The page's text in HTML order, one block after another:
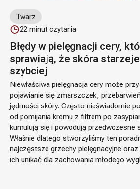
Twarz
22 minut czytania
Błędy w pielęgnacji cery,
sprawiają, że skóra
szybciej
Niewłaściwa pielęgnacja cery może
pojawianie się zmarszczek,
jędrności skóry. Często nieświadomie
od pomijania kremu z filtrem po
kumulują się i powodują przedwczesne
Właśnie dlatego stworzyliśmy ten
najczęstsze grzechy pielęgnacyjne
ich unikać dla zachowania młodego